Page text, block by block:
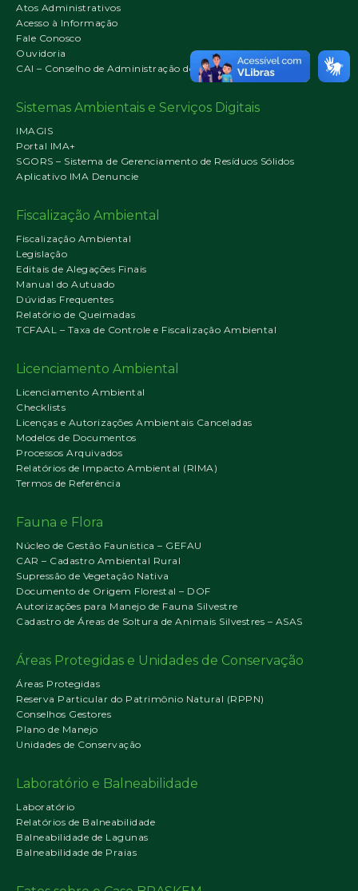
Atos Administrativos
Acesso à Informação
Fale Conosco
Ouvidoria
CAI – Conselho de Administração do IMA
Sistemas Ambientais e Serviços Digitais
IMAGIS
Portal IMA+
SGORS – Sistema de Gerenciamento de Resíduos Sólidos
Aplicativo IMA Denuncie
Fiscalização Ambiental
Fiscalização Ambiental
Legislação
Editais de Alegações Finais
Manual do Autuado
Dúvidas Frequentes
Relatório de Queimadas
TCFAAL – Taxa de Controle e Fiscalização Ambiental
Licenciamento Ambiental
Licenciamento Ambiental
Checklists
Licenças e Autorizações Ambientais Canceladas
Modelos de Documentos
Processos Arquivados
Relatórios de Impacto Ambiental (RIMA)
Termos de Referência
Fauna e Flora
Núcleo de Gestão Faunística – GEFAU
CAR – Cadastro Ambiental Rural
Supressão de Vegetação Nativa
Documento de Origem Florestal – DOF
Autorizações para Manejo de Fauna Silvestre
Cadastro de Áreas de Soltura de Animais Silvestres – ASAS
Áreas Protegidas e Unidades de Conservação
Áreas Protegidas
Reserva Particular do Patrimônio Natural (RPPN)
Conselhos Gestores
Plano de Manejo
Unidades de Conservação
Laboratório e Balneabilidade
Laboratório
Relatórios de Balneabilidade
Balneabilidade de Lagunas
Balneabilidade de Praias